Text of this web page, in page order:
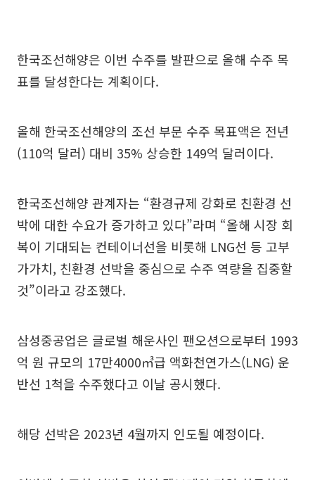
한국조선해양은 이번 수주를 발판으로 올해 수주 목
표를 달성한다는 계획이다.
올해 한국조선해양의 조선 부문 수주 목표액은 전년
(110억 달러) 대비 35% 상승한 149억 달러이다.
한국조선해양 관계자는 “환경규제 강화로 친환경 선
박에 대한 수요가 증가하고 있다”라며 “올해 시장 회
복이 기대되는 컨테이너선을 비롯해 LNG선 등 고부
가가치, 친환경 선박을 중심으로 수주 역량을 집중할
것”이라고 강조했다.
삼성중공업은 글로벌 해운사인 팬오션으로부터 1993
억 원 규모의 17만4000㎥급 액화천연가스(LNG) 운
반선 1척을 수주했다고 이날 공시했다.
해당 선박은 2023년 4월까지 인도될 예정이다.